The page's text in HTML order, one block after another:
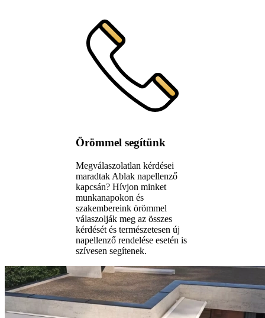
Örömmel segítünk
Megválaszolatlan kérdései
maradtak Ablak napellenző
kapcsán? Hívjon minket
munkanapokon és
szakembereink örömmel
válaszolják meg az összes
kérdését és természetesen új
napellenző rendelése esetén is
szívesen segítenek.